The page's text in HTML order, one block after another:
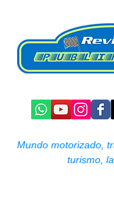
Mundo motorizado,
turismo,